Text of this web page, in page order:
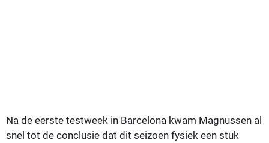
Na de eerste testweek in Barcelona kwam Magnussen al
snel tot de conclusie dat dit seizoen fysiek een stuk